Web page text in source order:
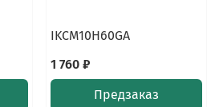
IKCM10H60GA
1 760 ₽
Предзаказ